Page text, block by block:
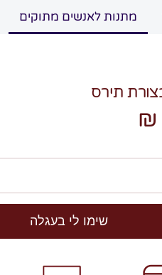
מתנות לאנשים מתוקים
תירס
שימו לי בעגלה